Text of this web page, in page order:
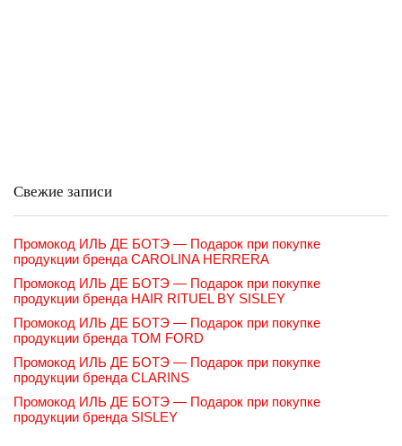
Свежие записи
Промокод ИЛЬ ДЕ БОТЭ — Подарок при покупке
продукции бренда CAROLINA HERRERA
Промокод ИЛЬ ДЕ БОТЭ — Подарок при покупке
продукции бренда HAIR RITUEL BY SISLEY
Промокод ИЛЬ ДЕ БОТЭ — Подарок при покупке
продукции бренда TOM FORD
Промокод ИЛЬ ДЕ БОТЭ — Подарок при покупке
продукции бренда CLARINS
Промокод ИЛЬ ДЕ БОТЭ — Подарок при покупке
продукции бренда SISLEY